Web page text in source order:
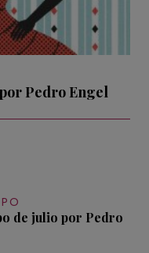
Pedro Engel
de julio por Pedro